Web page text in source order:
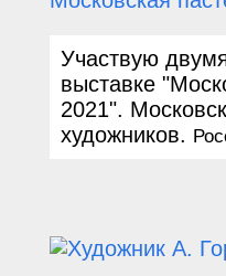
Участвую
выставке
2021".
художников.